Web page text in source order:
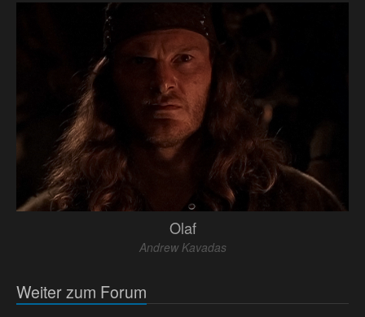
Olaf
Andrew Kavadas
Weiter zum Forum